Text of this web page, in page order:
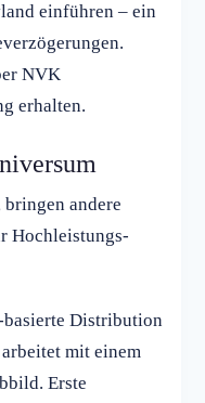
einführen – ein
NVK
erhalten.
bringen andere
Hochleistungs-
basierte Distribution
mit einem
Erste